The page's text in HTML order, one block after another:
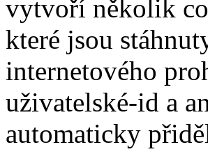
vytvoří několik
které jsou
internetového
uživatelské-id a
automaticky